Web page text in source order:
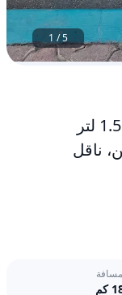
1 /5
إم جي 6 موديل 2020 سعة المحرك 1.5 لتر
ناقل
كم